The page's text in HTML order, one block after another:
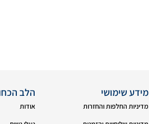
מידע שימושי
מדיניות החלפות והחזרות
הלב
אודות